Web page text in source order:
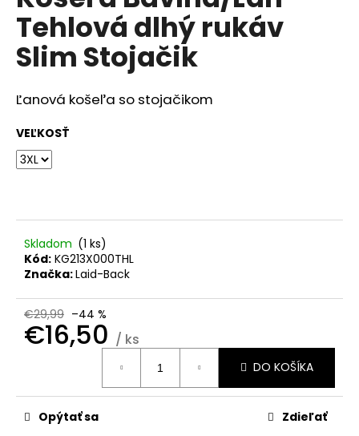
0,0
5
hviezdičiek.
Tehlová dlhý rukáv
Slim Stojačik
Ľanová košeľa so stojačikom
VEĽKOSŤ
Skladom (1 ks)
Kód: KG213X000THL
Značka:Laid-Back
€29,99 –44 %
€16,50 / ks
DO KOŠÍKA
Opýtať sa Zdieľať
á
j
s
?
O
d
o
ú
m
e